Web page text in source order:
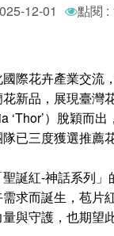
12-01
點閱 :
際花卉產業交流
新品，展現臺灣
‘Thor’）脫穎而
已三度獲選推薦
誕紅-神話系列
求而誕生，苞
與守護，也期望